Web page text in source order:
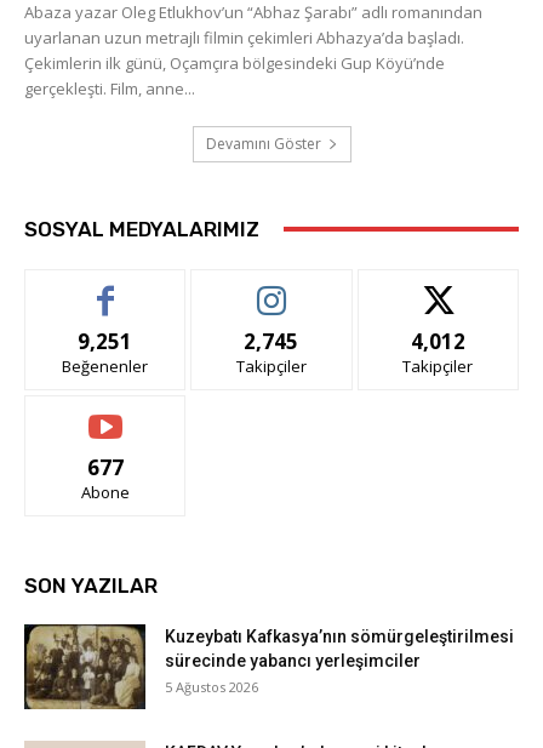
Abaza yazar Oleg Etlukhov’un “Abhaz Şarabı” adlı romanından
uyarlanan uzun metrajlı filmin çekimleri Abhazya’da başladı.
Çekimlerin ilk günü, Oçamçıra bölgesindeki Gup Köyü’nde
gerçekleşti. Film, anne...
Devamını Göster
SOSYAL MEDYALARIMIZ
9,251
Beğenenler
2,745
Takipçiler
4,012
Takipçiler
677
Abone
SON YAZILAR
Kuzeybatı Kafkasya’nın sömürgeleştirilmesi
sürecinde yabancı yerleşimciler
5 Ağustos 2026